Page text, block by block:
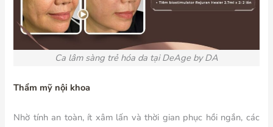
Ca lâm sàng trẻ hóa da tại DeAge by DA
Thẩm mỹ nội khoa
Nhờ tính an toàn, ít xâm lấn và thời gian phục hồi ngắn, các